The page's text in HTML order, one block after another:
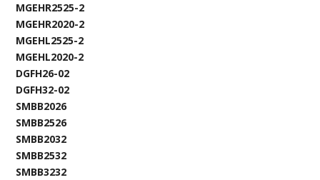
MGEHR2525-2
MGEHR2020-2
MGEHL2525-2
MGEHL2020-2
DGFH26-02
DGFH32-02
SMBB2026
SMBB2526
SMBB2032
SMBB2532
SMBB3232